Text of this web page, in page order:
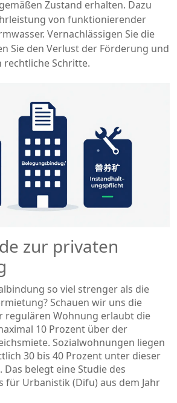
Zustand erhalten. Dazu
von funktionierender
Vernachlässigen Sie die
Sie den Verlust der Förderung und
Schritte.
zur privaten
so viel strenger als die
Schauen wir uns die
regulären Wohnung erlaubt die
10 Prozent über der
Sozialwohnungen liegen
30 bis 40 Prozent unter dieser
belegt eine Studie des
für Urbanistik (Difu) aus dem Jahr